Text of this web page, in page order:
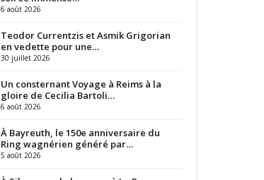
6 août 2026
Teodor Currentzis et Asmik Grigorian
en vedette pour une…
30 juillet 2026
Un consternant Voyage à Reims à la
gloire de Cecilia Bartoli…
6 août 2026
À Bayreuth, le 150e anniversaire du
Ring wagnérien généré par…
5 août 2026